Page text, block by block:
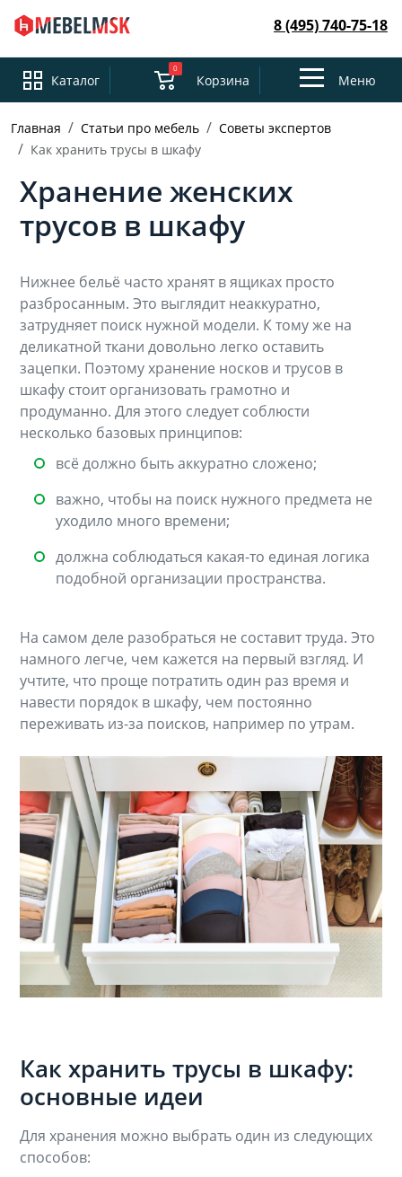
8 (495) 740-75-18
Каталог
0
Корзина
ToggleМеню
Главная Статьи про мебель
Советы экспертов
Как хранить трусы в шкафу
Хранение женских
трусов в шкафу
Нижнее бельё часто хранят в ящиках просто
разбросанным. Это выглядит неаккуратно,
затрудняет поиск нужной модели. К тому же на
деликатной ткани довольно легко оставить
зацепки. Поэтому хранение носков и трусов в
шкафу стоит организовать грамотно и
продуманно. Для этого следует соблюсти
несколько базовых принципов:
всё должно быть аккуратно сложено;
важно, чтобы на поиск нужного предмета не
уходило много времени;
должна соблюдаться какая-то единая логика
подобной организации пространства.
На самом деле разобраться не составит труда. Это
намного легче, чем кажется на первый взгляд. И
учтите, что проще потратить один раз время и
навести порядок в шкафу, чем постоянно
переживать из-за поисков, например по утрам.
Как хранить трусы в шкафу:
основные идеи
Для хранения можно выбрать один из следующих
способов: